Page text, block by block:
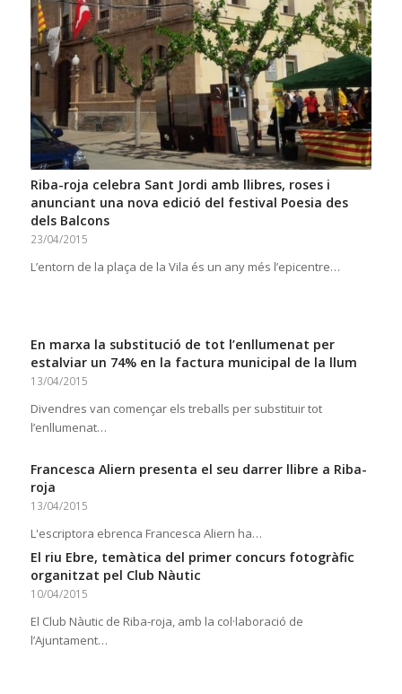
Riba-roja celebra Sant Jordi amb llibres, roses i
anunciant una nova edició del festival Poesia des
dels Balcons
23/04/2015
L’entorn de la plaça de la Vila és un any més l’epicentre…
En marxa la substitució de tot l’enllumenat per
estalviar un 74% en la factura municipal de la llum
13/04/2015
Divendres van començar els treballs per substituir tot
l’enllumenat…
Francesca Aliern presenta el seu darrer llibre a Riba-
roja
13/04/2015
L'escriptora ebrenca Francesca Aliern ha…
El riu Ebre, temàtica del primer concurs fotogràfic
organitzat pel Club Nàutic
10/04/2015
El Club Nàutic de Riba-roja, amb la col·laboració de
l’Ajuntament…